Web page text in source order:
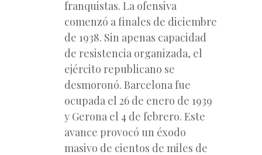
franquistas. La ofensiva
comenzó a finales de diciembre
de 1938. Sin apenas capacidad
de resistencia organizada, el
ejército republicano se
desmoronó. Barcelona fue
ocupada el 26 de enero de 1939
y Gerona el 4 de febrero. Este
avance provocó un éxodo
masivo de cientos de miles de